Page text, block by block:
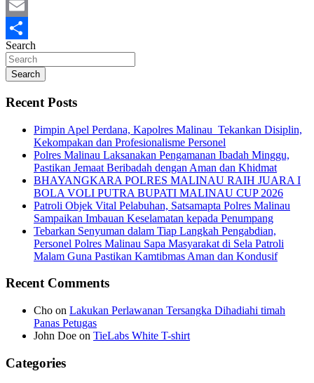
Email
Share
Search
Search
Recent Posts
Pimpin Apel Perdana, Kapolres Malinau Tekankan Disiplin,
Kekompakan dan Profesionalisme Personel
Polres Malinau Laksanakan Pengamanan Ibadah Minggu,
Pastikan Jemaat Beribadah dengan Aman dan Khidmat
BHAYANGKARA POLRES MALINAU RAIH JUARA I
BOLA VOLI PUTRA BUPATI MALINAU CUP 2026
Patroli Objek Vital Pelabuhan, Satsamapta Polres Malinau
Sampaikan Imbauan Keselamatan kepada Penumpang
Tebarkan Senyuman dalam Tiap Langkah Pengabdian,
Personel Polres Malinau Sapa Masyarakat di Sela Patroli
Malam Guna Pastikan Kamtibmas Aman dan Kondusif
Recent Comments
Cho on Lakukan Perlawanan Tersangka Dihadiahi timah
Panas Petugas
John Doe on TieLabs White T-shirt
Categories